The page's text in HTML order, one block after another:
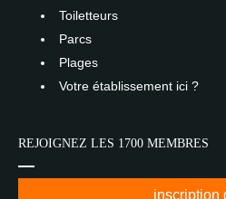
Toiletteurs
Parcs
Plages
Votre établissement ici ?
REJOIGNEZ LES 1700 MEMBRES
inscription